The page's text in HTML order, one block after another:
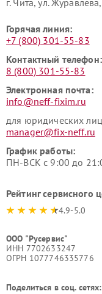
г. Чита, ул.
Горячая линия:
+7 (800) 301-55-83
Контактный телефон:
8 (800) 301-55-83
Электронная почта:
info@neff-fixim.ru
для юридических лиц
manager@fix-neff.ru
График работы:
ПН-ВСК с 9:00 до
Рейтинг сервисного
4.9-5.0
ООО "Русервис"
ИНН 7702633247
ОГРН 1077746335776
Поделиться в соц. сетях: